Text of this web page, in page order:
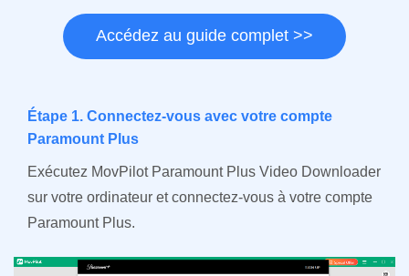
Accédez au guide complet >>
Étape 1. Connectez-vous avec votre compte
Paramount Plus
Exécutez MovPilot Paramount Plus Video Downloader
sur votre ordinateur et connectez-vous à votre compte
Paramount Plus.